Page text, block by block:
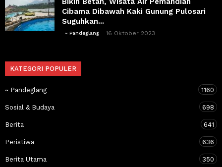
Cibama Dibawah Kaki Gunung Pulosari
Suguhkan...
~ Pandeglang 16 Oktober 2023
KATEGORI POPULER
~ Pandeglang 1160
Sosial & Budaya 698
Berita 641
Peristiwa 636
Berita Utama 350